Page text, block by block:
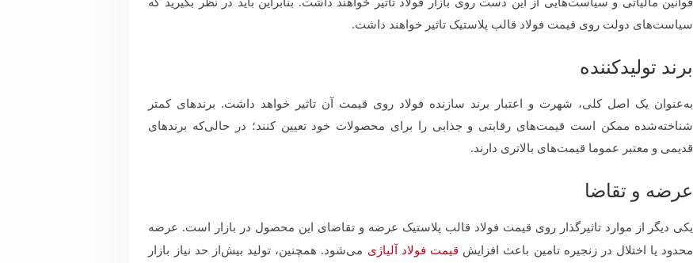
سیاست‌های دولت روی قیمت فولاد قالب پلاستیک تاثیر خواهند داشت.
برند تولیدکننده
به‌عنوان یک اصل کلی، شهرت و اعتبار برند سازنده فولاد روی قیمت آن تاثیر خواهد داشت. برندهای کمتر
شناخته‌شده ممکن است قیمت‌های رقابتی و جذابی را برای محصولات خود تعیین کنند؛ در حالی‌که برندهای
قدیمی و معتبر عموما قیمت‌های بالاتری دارند.
عرضه و تقاضا
یکی دیگر از موارد تاثیرگذار روی قیمت فولاد قالب پلاستیک عرضه و تقاضای این محصول در بازار است. عرضه
محدود یا اختلال در زنجیره تامین باعث افزایش قیمت فولاد آلیاژی می‌شود. همچنین، تولید بیش‌از حد نیاز بازار